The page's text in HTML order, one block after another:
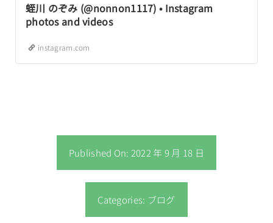
蛭川 のぞみ (@nonnon1117) • Instagram
photos and videos
instagram.com
Published On: 2022 年 9 月 18 日
Categories: ブログ